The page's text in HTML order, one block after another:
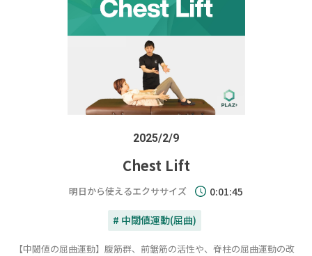
2025/2/9
Chest Lift
明日から使えるエクササイズ 0:01:45
# 中閾値運動(屈曲)
【中閾値の屈曲運動】腹筋群、前鋸筋の活性や、脊柱の屈曲運動の改